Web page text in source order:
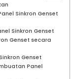
Sinkron Genset
Sinkron Genset
Genset secara
Genset
Panel